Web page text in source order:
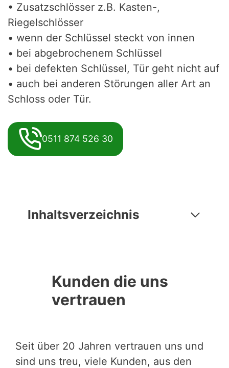
• Zusatzschlösser z.B. Kasten-,
Riegelschlösser
• wenn der Schlüssel steckt von innen
• bei abgebrochenem Schlüssel
• bei defekten Schlüssel, Tür geht nicht auf
• auch bei anderen Störungen aller Art an
Schloss oder Tür.
0511 874 526 30
Inhaltsverzeichnis
Kunden die uns
vertrauen
Seit über 20 Jahren vertrauen uns und
sind uns treu, viele Kunden, aus den